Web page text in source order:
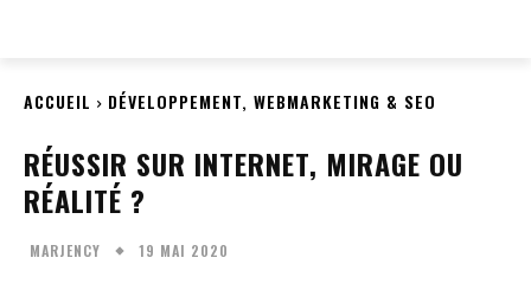
ACCUEIL DÉVELOPPEMENT, WEBMARKETING & SEO
RÉUSSIR SUR INTERNET, MIRAGE OU
RÉALITÉ ?
MARJENCY 19 MAI 2020